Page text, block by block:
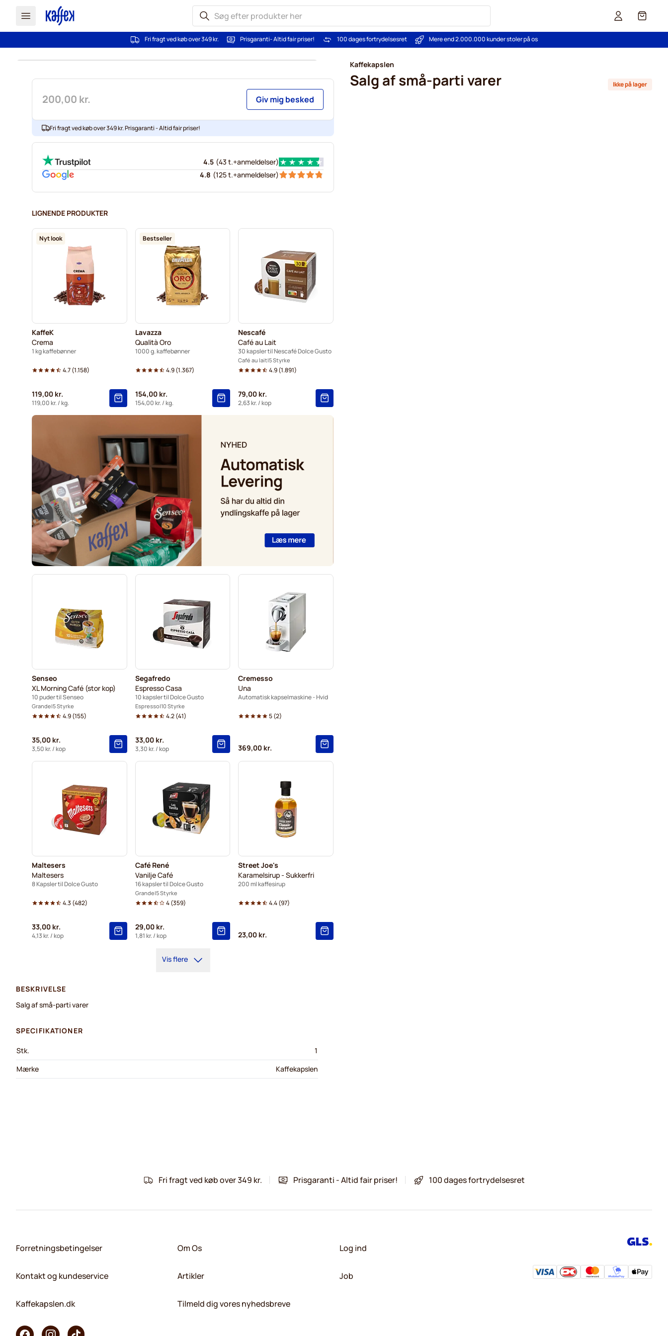
Cart
Fri fragt ved køb over 349 kr. Prisgaranti- Altid fair priser! 100 dages fortrydelsesret Mere end 2.000.000 kunder stoler på os
Kaffekapslen
Salg af små-parti varer Ikke på lager
200,00 kr. Giv mig besked
Fri fragt ved køb over 349 kr. Prisgaranti - Altid fair priser!
4.5 (43 t.+anmeldelser)
4.8 (125 t.+anmeldelser)
LIGNENDE PRODUKTER
Nyt look
KaffeK
Crema
1 kg kaffebønner
4.7(1.158)
119,00 kr.
119,00 kr./ kg.
Bestseller
Lavazza
Qualità Oro
1000 g. kaffebønner
4.9(1.367)
154,00 kr.
154,00 kr./ kg.
Nescafé
Café au Lait
30 kapsler til Nescafé Dolce Gusto
Café au lait 5 Styrke
4.9(1.891)
79,00 kr.
2,63 kr./ kop
Senseo
XL Morning Café (stor kop)
10 puder til Senseo
Grande 5 Styrke
4.9(155)
35,00 kr.
3,50 kr./ kop
Segafredo
Espresso Casa
10 kapsler til Dolce Gusto
Espresso 10 Styrke
4.2(41)
33,00 kr.
3,30 kr./ kop
Cremesso
Una
Automatisk kapselmaskine - Hvid
5(2)
369,00 kr.
Maltesers
Maltesers
8 Kapsler til Dolce Gusto
4.3 (482)
33,00 kr.
4,13 kr./ kop
Café René
Vanilje Café
16 kapsler til Dolce Gusto
Grande 5 Styrke
4(359)
29,00 kr.
1,81 kr./ kop
Street Joe's
Karamelsirup - Sukkerfri
200 ml kaffesirup
4.4(97)
23,00 kr.
Vis flere
BESKRIVELSE
Salg af små-parti varer
SPECIFIKATIONER
Stk.
1
Mærke
Kaffekapslen
Fri fragt ved køb over 349 kr. Prisgaranti - Altid fair priser! 100 dages fortrydelsesret
Forretningsbetingelser
Kontakt og kundeservice
Kaffekapslen.dk
Om Os
Artikler
Tilmeld dig vores nyhedsbreve
Log ind
Job